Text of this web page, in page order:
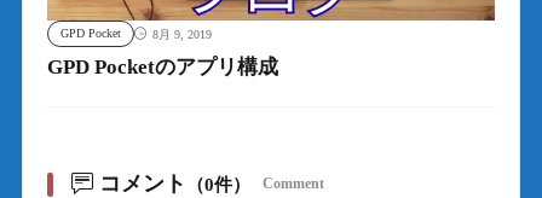
GPD Pocket 8月 9, 2019
GPD Pocketのアプリ構成
コメント （0件） Comment